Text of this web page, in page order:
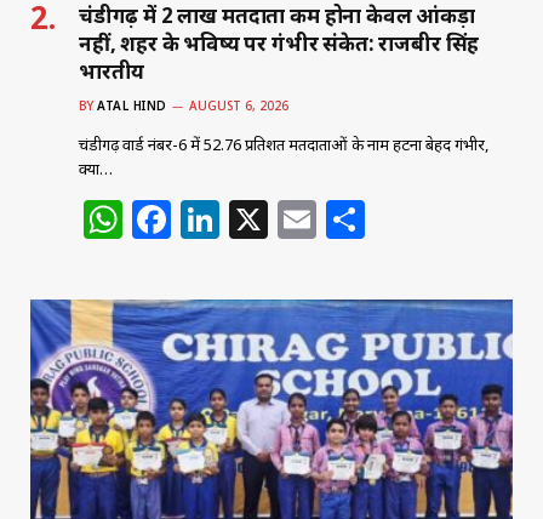
चंडीगढ़ में 2 लाख मतदाता कम होना केवल आंकड़ा
नहीं, शहर के भविष्य पर गंभीर संकेत: राजबीर सिंह
भारतीय
BY ATAL HIND AUGUST 6, 2026
चंडीगढ़ वार्ड नंबर-6 में 52.76 प्रतिशत मतदाताओं के नाम हटना बेहद गंभीर,
क्या…
W
at
s
A
p
p
F
c
e
b
o
o
k
Li
k
e
dI
n
X E
ai
l
ar
e